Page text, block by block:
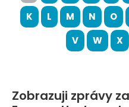
K
L M N O
V
W X
Zobrazuji zprávy